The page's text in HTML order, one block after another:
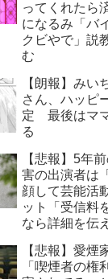
ってくれたら
になるみ「バ
クビやで」説
む
【朗報】みい
さん、ハッピ
定 最後はマ
る
【悲報】5年
害の出演者は
顔して芸能活
ット「受信料
なら詳細を伝
【悲報】愛煙
「喫煙者の権